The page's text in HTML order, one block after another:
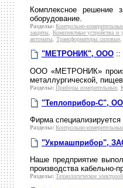
Комплексное решение
оборудование.
Разделы: Контрольно-
защиты
Комплектные устройства и
автоматы
Трансформаторы силовые
"МЕТРОНИК", ООО ::
ООО «МЕТРОНИК»
металлургической,
Разделы: Приборы измерительные
"Теплоприбор-С",
Фирма
Разделы: Контрольно-
"Укрмашприбор",
Наше предприятие
производства кабельно-
Разделы: Технологическое